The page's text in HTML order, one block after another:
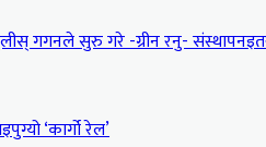
गगनले सुरु गरे -ग्रीन रनु-
‘कार्गो रेल’